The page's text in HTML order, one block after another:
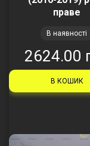
праве
В наявності
2624.00
В КОШИК